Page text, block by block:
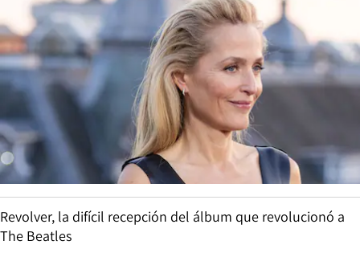
Revolver, la difícil recepción del álbum que revolucionó a
The Beatles